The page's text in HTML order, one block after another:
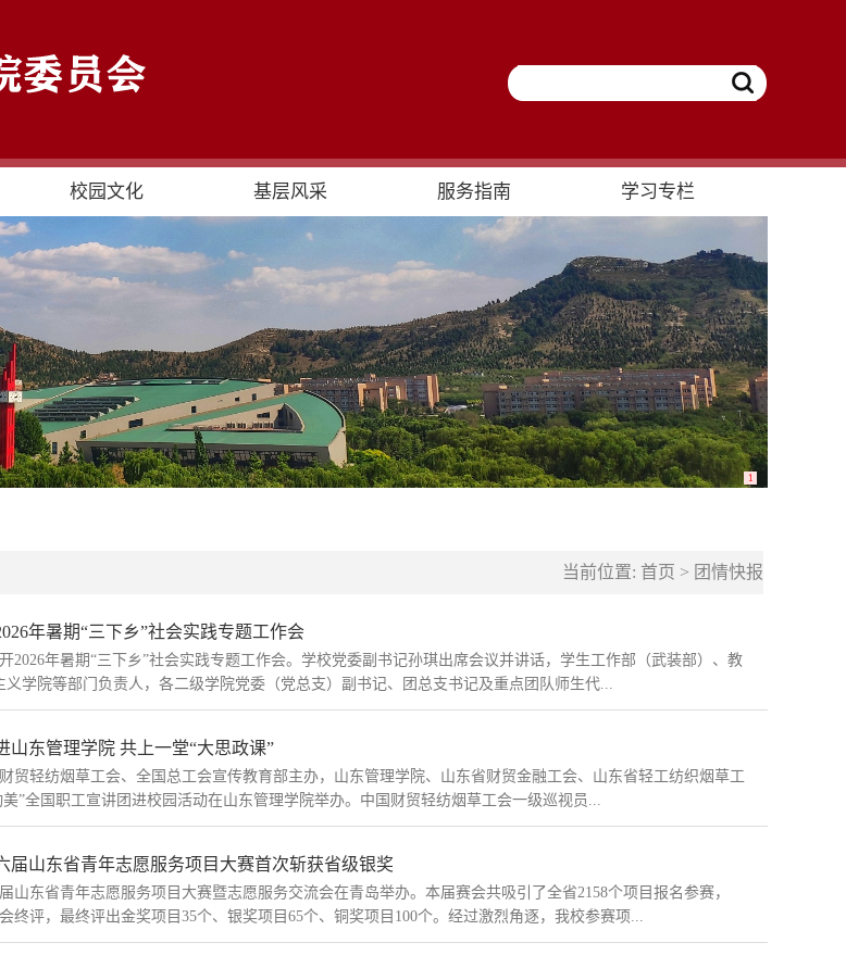
校园文化 基层风采 服务指南 学习专栏
1
当前位置: 首页 > 团情快报
年暑期“三下乡”社会实践专题工作会
2026年暑期“三下乡”社会实践专题工作会。学校党委副书记孙琪出席会议并讲话，学生工作部（武装部）、教
义学院等部门负责人，各二级学院党委（党总支）副书记、团总支书记及重点团队师生代...
山东管理学院 共上一堂“大思政课”
贸轻纺烟草工会、全国总工会宣传教育部主办，山东管理学院、山东省财贸金融工会、山东省轻工纺织烟草工
美”全国职工宣讲团进校园活动在山东管理学院举办。中国财贸轻纺烟草工会一级巡视员...
届山东省青年志愿服务项目大赛首次斩获省级银奖
山东省青年志愿服务项目大赛暨志愿服务交流会在青岛举办。本届赛会共吸引了全省2158个项目报名参赛，
终评，最终评出金奖项目35个、银奖项目65个、铜奖项目100个。经过激烈角逐，我校参赛项...